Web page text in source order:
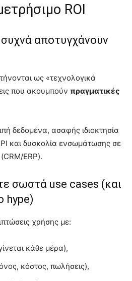
ROI
συχνά αποτυγχάνουν
ως «τεχνολογικά
που ακουμπούν πραγματικές
δεδομένα, ασαφής ιδιοκτησία
και δυσκολία ενσωμάτωσης σε
ERP).
σωστά use cases (και
hype)
χρήσης με:
κάθε μέρα),
κόστος, πωλήσεις),